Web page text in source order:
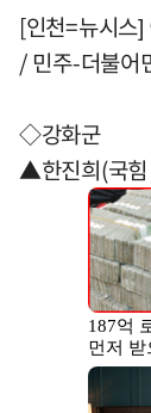
[인천=뉴시스
/ 민주-더불어
◇강화군
▲한진희(국